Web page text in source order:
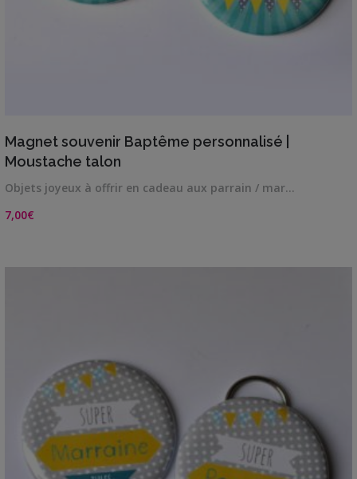
Magnet souvenir Baptême personnalisé |
Moustache talon
Objets joyeux à offrir en cadeau aux parrain / mar…
7,00€